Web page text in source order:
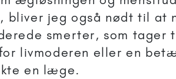
bliver jeg også nødt til at
smerter, som tager
livmoderen eller en
en læge.